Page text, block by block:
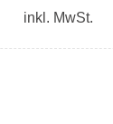
inkl. MwSt.